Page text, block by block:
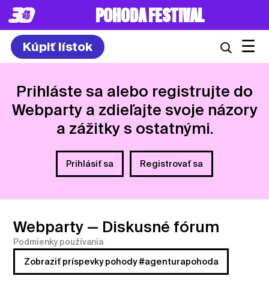
POHODA FESTIVAL
Kúpiť lístok ☰
Prihláste sa alebo registrujte do
Webparty a zdieľajte svoje názory
a zážitky s ostatnými.
Prihlásiť sa Registrovať sa
Webparty — Diskusné fórum
Podmienky používania
Zobraziť príspevky pohody #agenturapohoda